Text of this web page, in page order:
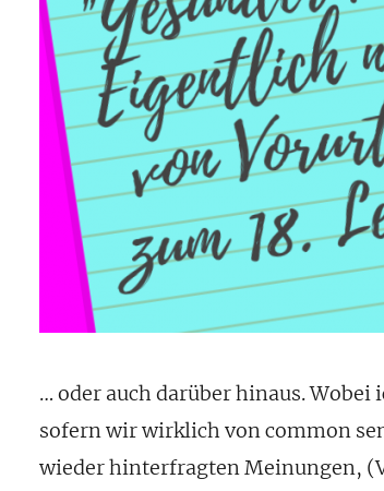
… oder auch darüber hinaus. Wobei
sofern wir wirklich von common
wieder hinterfragten Meinungen,